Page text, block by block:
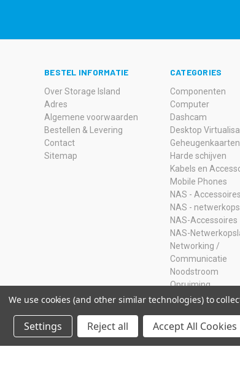
BESTEL INFORMATIE
Over Storage Island
Adres
Algemene voorwaarden
Bestellen & Levering
Contact
Sitemap
CATEGORIES
Componenten
Computer
Dashcam
Desktop
Geheugenkaarten
Harde schijven
Kabels en
Mobile Phones
NAS - Accessoires
NAS -
NAS-Accessoires
NAS-
Networking /
Communicatie
Noodstroom
Opruiming
Ram Geheugen
SSD
Storage Adapters
Usb-sticks
We use cookies (and other similar technologies) to
Settings Reject all Accept All Cookies